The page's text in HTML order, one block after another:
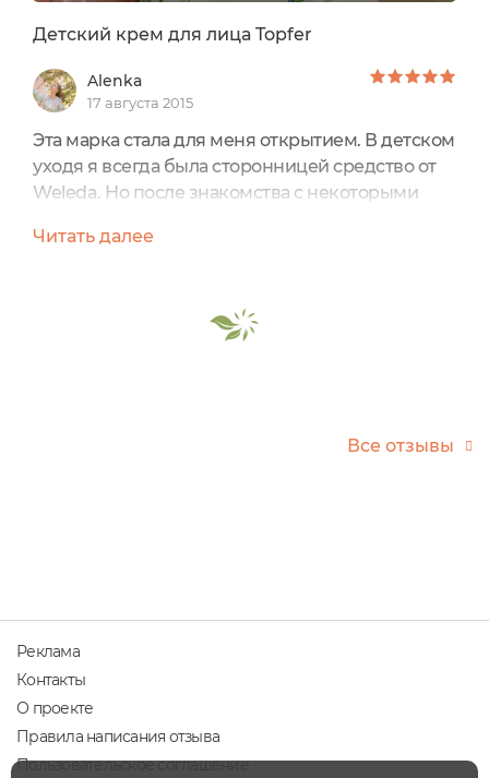
Детский крем для лица Topfer
Alenka
17 августа 2015
Эта марка стала для меня открытием. В детском
уходя я всегда была сторонницей средство от
Weleda. Но после знакомства с некоторыми
для лица, мне хочется приобрести полные
маслянистой и жирной консистенциии, а также
Читать далее
Все отзывы
Реклама
Контакты
О проекте
Правила написания отзыва
Пользовательское соглашение